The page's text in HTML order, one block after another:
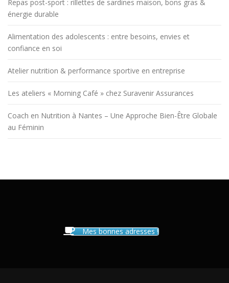
Repas post-sport : rillettes de sardines maison, bons gras &
énergie durable
Alimentation des adolescents : entre besoins, envies et
confiance en soi
Atelier nutrition & performance sportive en entreprise
Les ateliers « Morning Café » chez Suravenir Assurances
Coach en Nutrition à Nantes – Une Approche Bien-Être Globale
au Féminin
Mes bonnes adresses !